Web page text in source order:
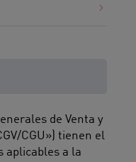
de Venta y
CGU») tienen el
aplicables a la